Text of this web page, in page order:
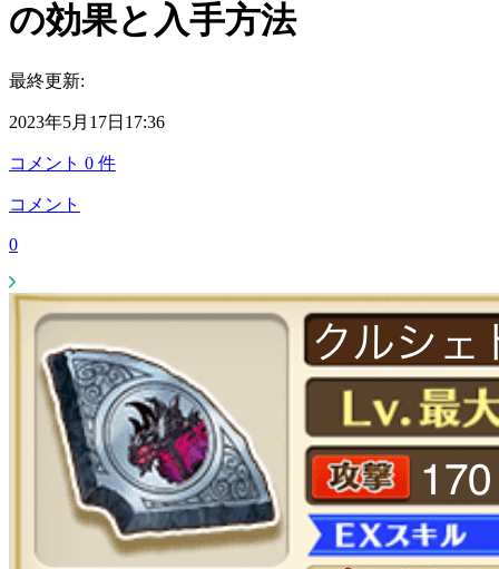
の効果と入手方法
最終更新:
2023年5月17日17:36
コメント 0 件
コメント
0